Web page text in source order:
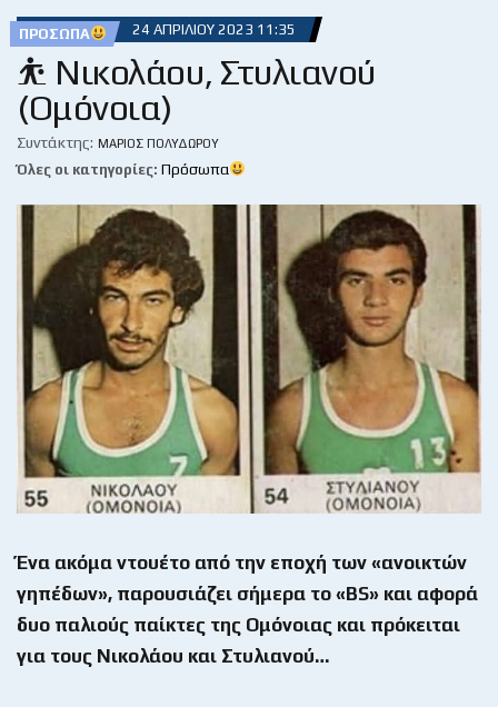
ΠΡΌΣΩΠΑ 24 ΑΠΡΙΛΊΟΥ 2023 11:35
⛹ Νικολάου, Στυλιανού
(Ομόνοια)
Συντάκτης: ΜΆΡΙΟΣ ΠΟΛΥΔΏΡΟΥ
Όλες οι κατηγορίες: Πρόσωπα
Ένα ακόμα ντουέτο από την εποχή των «ανοικτών
γηπέδων», παρουσιάζει σήμερα το «BS» και αφορά
δυο παλιούς παίκτες της Ομόνοιας και πρόκειται
για τους Νικολάου και Στυλιανού…